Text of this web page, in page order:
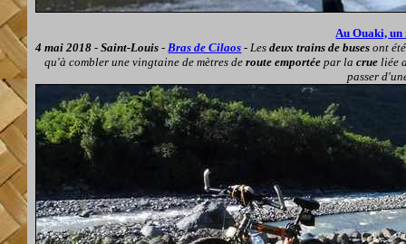
Au Ouaki, un
4 mai 2018 -Saint-Louis -Bras de Cilaos - Lesdeux trains de buses ont
qu'à combler une vingtaine de mètres deroute emportée par la crue liée
passer